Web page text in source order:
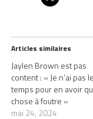
Articles similaires
Jaylen Brown est pas
content : « Je n’ai pas le
temps pour en avoir
chose à foutre »
mai 24, 2024